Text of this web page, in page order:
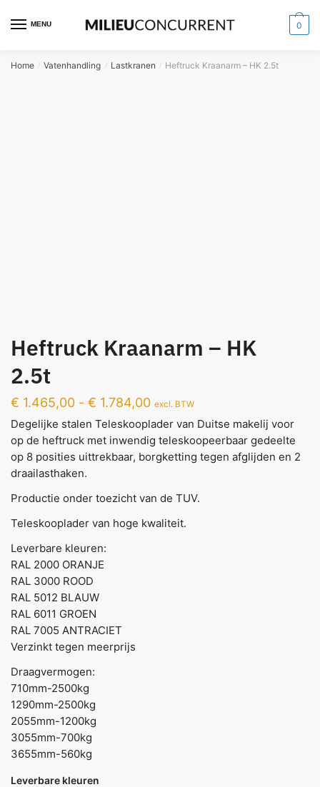
MENU 0
Home / Vatenhandling / Lastkranen / Heftruck Kraanarm – HK 2.5t
Heftruck Kraanarm – HK
2.5t
€ 1.465,00 - € 1.784,00 excl. BTW
Degelijke stalen Teleskooplader van Duitse makelij voor
op de heftruck met inwendig teleskoopeerbaar gedeelte
op 8 posities uittrekbaar, borgketting tegen afglijden en 2
draailasthaken.
Productie onder toezicht van de TUV.
Teleskooplader van hoge kwaliteit.
Leverbare kleuren:
RAL 2000 ORANJE
RAL 3000 ROOD
RAL 5012 BLAUW
RAL 6011 GROEN
RAL 7005 ANTRACIET
Verzinkt tegen meerprijs
Draagvermogen:
710mm-2500kg
1290mm-2500kg
2055mm-1200kg
3055mm-700kg
3655mm-560kg
Leverbare kleuren